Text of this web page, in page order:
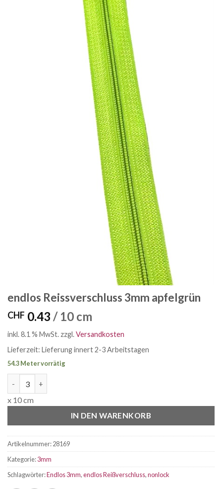
endlos Reissverschluss 3mm apfelgrün
CHF 0.43 / 10 cm
inkl. 8.1 % MwSt. zzgl.Versandkosten
Lieferzeit: Lieferung innert 2-3 Arbeitstagen
54.3 Meter vorrätig
x 10 cm
IN DEN WARENKORB
Artikelnummer:28169
Kategorie:3mm
Schlagwörter:Endlos 3mm,endlos Reißverschluss,nonlock